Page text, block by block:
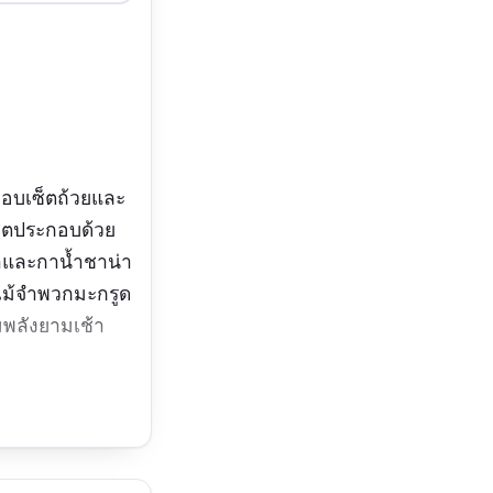
เซ็ตถ้วยและ
ประกอบด้วย
ละกาน้ำชาน่า
จำพวกมะกรูด
ลังยามเช้า